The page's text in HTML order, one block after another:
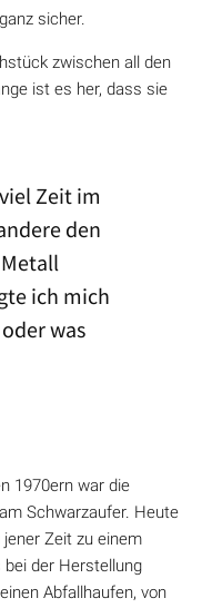
sicher.
zwischen all den
ist es her, dass sie
Zeit im
den
ich mich
was
1970ern war die
Schwarzaufer. Heute
Zeit zu einem
bei der Herstellung
Abfallhaufen, von